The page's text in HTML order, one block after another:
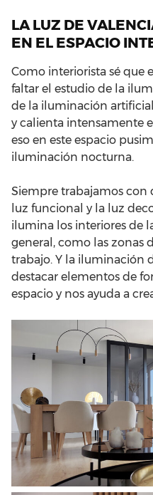
LA LUZ DE
EN EL ESPACIO
Como interiorista sé que
faltar el estudio de la
de la iluminación
y calienta intensamente
eso en este espacio
iluminación nocturna.
Siempre trabajamos con
luz funcional y la luz
ilumina los interiores de
general, como las zonas
trabajo. Y la iluminación
destacar elementos de
espacio y nos ayuda a